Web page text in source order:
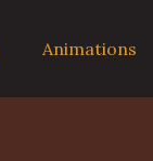
Animations